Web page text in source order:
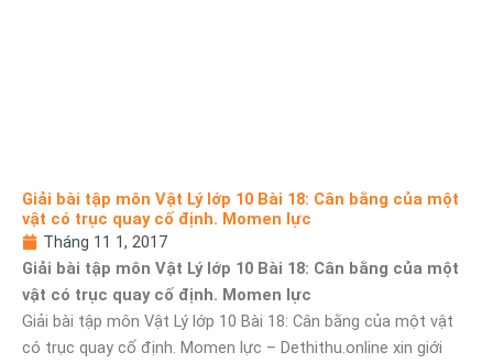
Giải bài tập môn Vật Lý lớp 10 Bài 18: Cân bằng của một
vật có trục quay cố định. Momen lực
Tháng 11 1, 2017
Giải bài tập môn Vật Lý lớp 10 Bài 18: Cân bằng của một
vật có trục quay cố định. Momen lực
Giải bài tập môn Vật Lý lớp 10 Bài 18: Cân bằng của một vật
có trục quay cố định. Momen lực – Dethithu.online xin giới